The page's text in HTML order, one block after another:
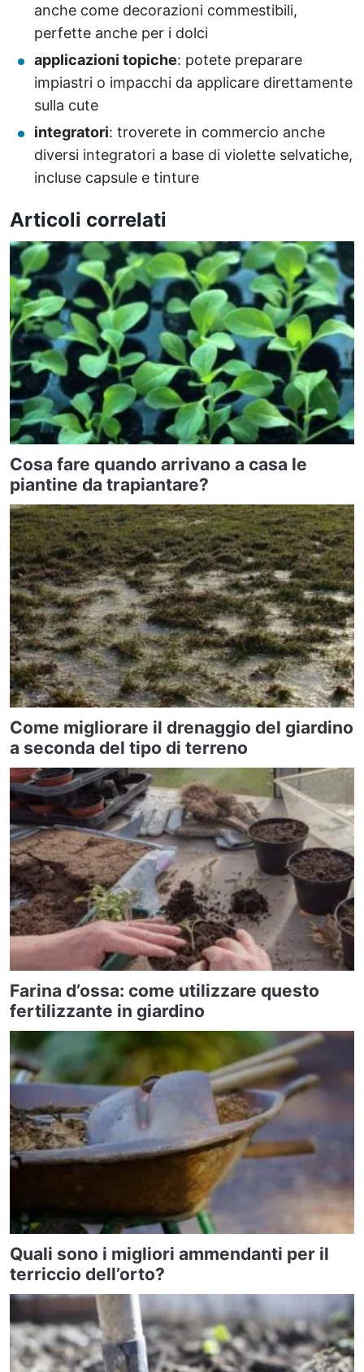
anche come decorazioni commestibili,
perfette anche per i dolci
applicazioni topiche: potete preparare
impiastri o impacchi da applicare direttamente
sulla cute
integratori: troverete in commercio anche
diversi integratori a base di violette selvatiche,
incluse capsule e tinture
Articoli correlati
Cosa fare quando arrivano a casa le
piantine da trapiantare?
Come migliorare il drenaggio del giardino
a seconda del tipo di terreno
Farina d’ossa: come utilizzare questo
fertilizzante in giardino
Quali sono i migliori ammendanti per il
terriccio dell’orto?